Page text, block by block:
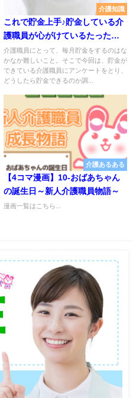
介護知識
これで貯金上手♪貯金している介
護職員が心がけているたった３
つのコト
介護職員にとって、毎月貯金をするのはな
かなか難しいこと。そこで今回は、貯金が
できている介護職員にアンケートをとり、
どうしたら貯金できるのか調...
介護あるある
【4コマ漫画】10-おばあちゃん
の誕生日～新人介護職員物語～
漫画一覧はこちら...